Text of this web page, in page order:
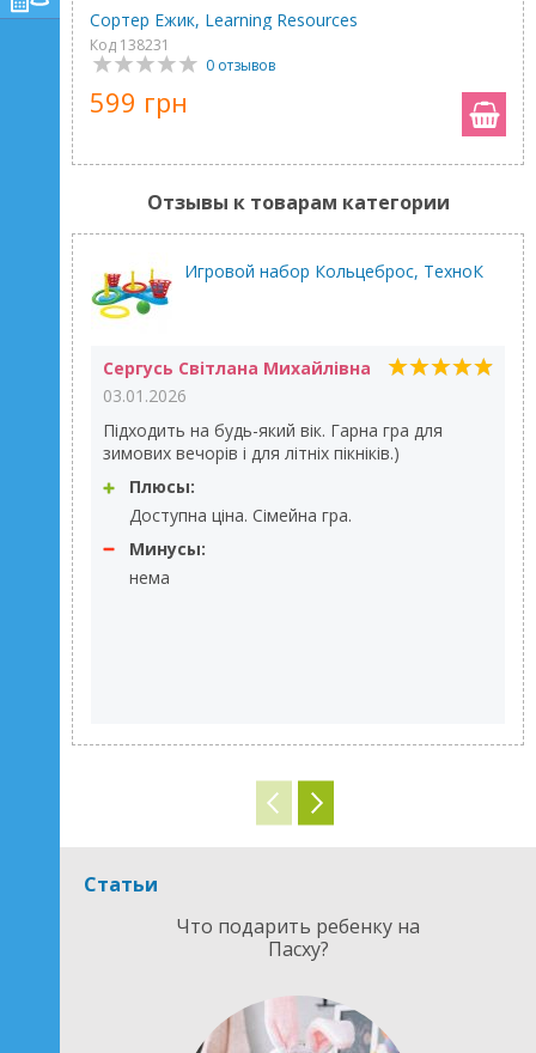
Сортер Ежик, Learning Resources
Код 138231
0 отзывов
599 грн
Отзывы к товарам категории
Игровой набор Кольцеброс, ТехноК
Сергусь Світлана Михайлівна
03.01.2026
Підходить на будь-який вік. Гарна гра для
зимових вечорів і для літніх пікніків.)
Плюсы:
Доступна ціна. Сімейна гра.
Минусы:
нема
Статьи
Что подарить ребенку на
Пасху?